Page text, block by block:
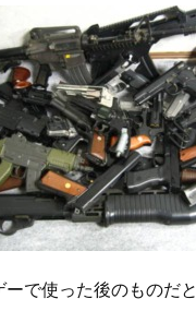
ーで使った後のものだ